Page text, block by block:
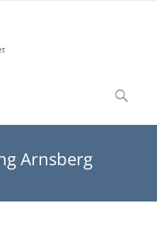
to
content
Suchen
nach:
Arnsberg